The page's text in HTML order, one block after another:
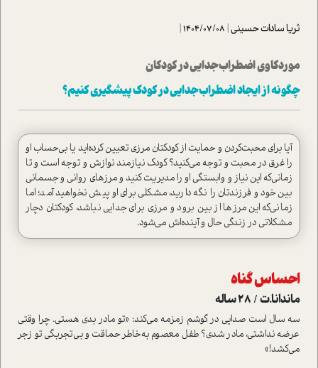
ثریا سادات حسینی|
1404/07/08
|
موردکاوی اضطراب جدایی در کودکان
چگونه از ايجاد اضطراب جدايي در كودك پيشگيری كنيم؟
آیا برای محبت‌کردن و حمایت‌ از کودکتان مرزی تعیین کرده‌اید یا بی‌حساب او
را غرق در محبت و توجه می‌کنید؟ کودک نیازمند نوازش و توجه است و تا‌
زمانی‌که این نیاز و وابستگی او را مدیریت کنید و مرزهای روانی و جسمانی
بین خود و فرزندتان را نگه دارید، مشکلی برای او پیش نخواهید آمد؛ اما
زمانی‌که این مرزها از بین برود و مرزی برای جدایی نباشد، کودکتان دچار
مشکلاتی در زندگی حال و آینده‌اش می‌شود.
احساس گناه
ماندانا.ت / 28 ساله
سه سال است صدایی در گوشم زمزمه می‌کند: «تو مادر بدی هستی. چرا وقتی
عرضه نداشتی، مادر شدی؟ طفل معصوم به‌خاطر حماقت و بی‌تجربگی تو زجر
می‌کشد!»